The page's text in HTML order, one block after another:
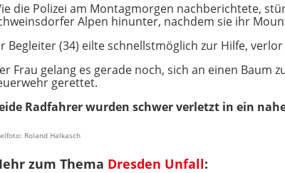
die Polizei am Montagmorgen nachberichtete,
Alpen hinunter, nachdem sie ihr
Begleiter (34) eilte schnellstmöglich zur Hilfe,
Frau gelang es gerade noch, sich an einen
gerettet.
Radfahrer wurden schwer verletzt in ein
Roland Halkasch
zum Thema Dresden Unfall: